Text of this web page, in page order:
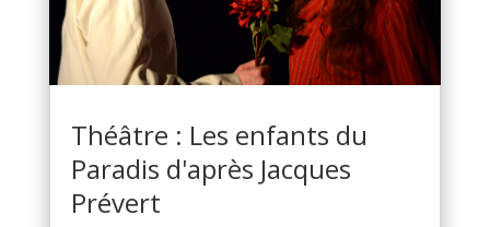
Théâtre : Les enfants du
Paradis d'après Jacques
Prévert